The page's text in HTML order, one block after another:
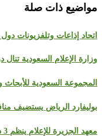
مواضيع ذات صلة
اتحاد إذاعات وتلفزيونات
وزارة الإعلام السعودية
المجموعة السعودية للأبحاث والإعلام
بوليفارد الرياض يستضيف
معهد الجزيرة للإعلام ينظم 3 دورات لتأهيل النشء...